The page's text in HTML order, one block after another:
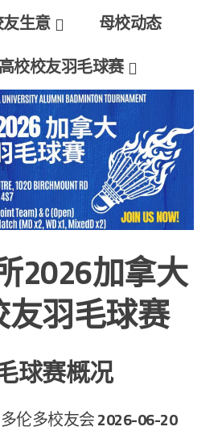
生意
母校动态
校校友羽毛球赛
2026加拿大
羽毛球赛
球赛概况
伦多校友会2026-06-20